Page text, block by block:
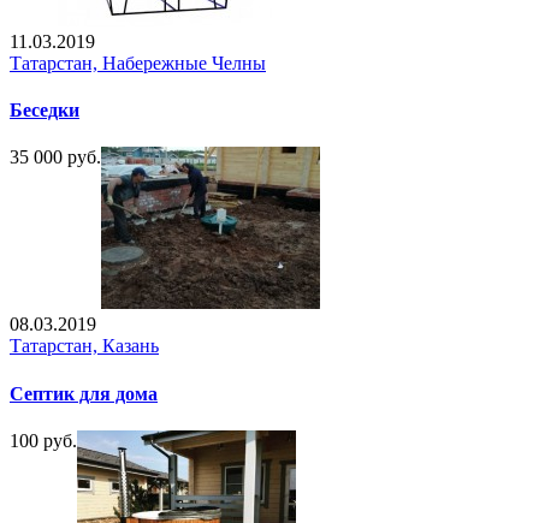
11.03.2019
Татарстан, Набережные Челны
Беседки
35 000 руб.
08.03.2019
Татарстан, Казань
Септик для дома
100 руб.